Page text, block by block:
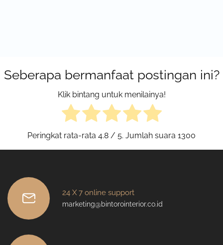
Seberapa bermanfaat postingan ini?
Klik bintang untuk menilainya!
Peringkat rata-rata 4.8 / 5. Jumlah suara 1300
24 X 7 online support
marketing@bintorointerior.co.id